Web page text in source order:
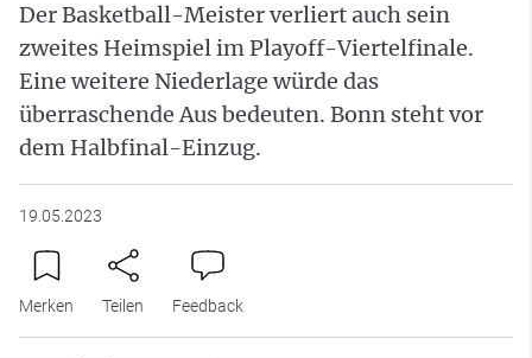
Der Basketball-Meister verliert auch sein
zweites Heimspiel im Playoff-Viertelfinale.
Eine weitere Niederlage würde das
überraschende Aus bedeuten. Bonn steht vor
dem Halbfinal-Einzug.
19.05.2023
Merken Teilen Feedback